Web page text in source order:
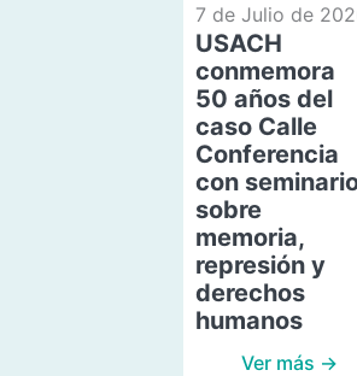
7 de Julio de
USACH
conmemora
50 años del
caso Calle
Conferencia
con
sobre
memoria,
represión y
derechos
humanos
Ver más →